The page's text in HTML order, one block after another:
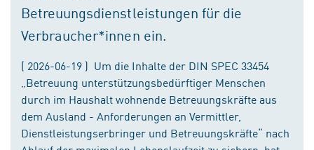
Betreuungsdienstleistungen für die
Verbraucher*innen ein.
( 2026-06-19 ) Um die Inhalte der DIN SPEC 33454
„Betreuung unterstützungsbedürftiger Menschen
durch im Haushalt wohnende Betreuungskräfte aus
dem Ausland - Anforderungen an Vermittler,
Dienstleistungserbringer und Betreuungskräfte“ nach